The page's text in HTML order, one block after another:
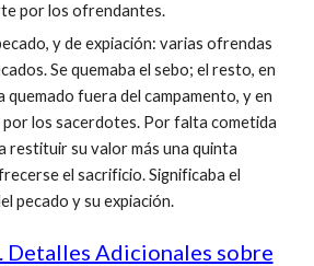
por los ofrendantes.
y de expiación: varias ofrendas
Se quemaba el sebo; el resto, en
quemado fuera del campamento, y en
los sacerdotes. Por falta cometida
restituir su valor más una quinta
el sacrificio. Significaba el
pecado y su expiación.
Detalles Adicionales sobre